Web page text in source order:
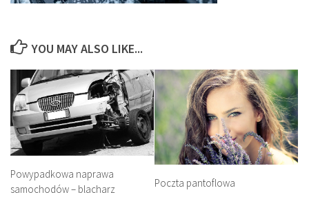
YOU MAY ALSO LIKE...
Powypadkowa naprawa
samochodów – blacharz
Poczta pantoflowa